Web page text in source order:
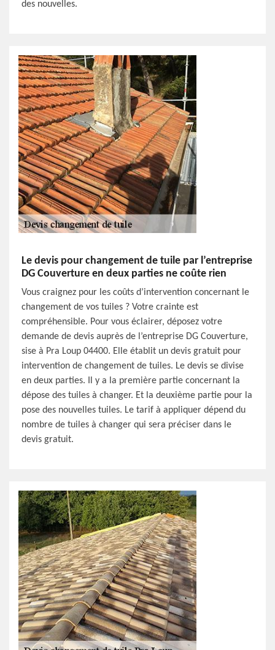
des nouvelles.
Le devis pour changement de tuile par l’entreprise
DG Couverture en deux parties ne coûte rien
Vous craignez pour les coûts d’intervention concernant le
changement de vos tuiles ? Votre crainte est
compréhensible. Pour vous éclairer, déposez votre
demande de devis auprès de l’entreprise DG Couverture,
sise à Pra Loup 04400. Elle établit un devis gratuit pour
intervention de changement de tuiles. Le devis se divise
en deux parties. Il y a la première partie concernant la
dépose des tuiles à changer. Et la deuxième partie pour la
pose des nouvelles tuiles. Le tarif à appliquer dépend du
nombre de tuiles à changer qui sera préciser dans le
devis gratuit.